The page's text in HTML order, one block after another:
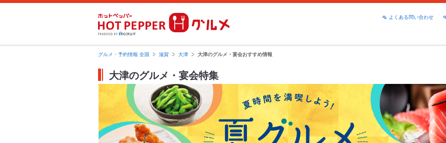
よくある問い合わせ
グルメ・予約情報 全国 滋賀 大津 大津のグルメ・宴会おすすめ情報
大津のグルメ・宴会特集